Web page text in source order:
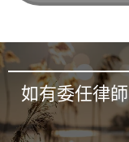
如有委任律